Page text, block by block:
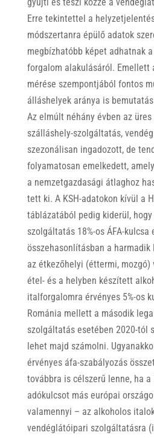
gyűjti és teszi közzé a
Erre tekintettel a
módszertanra épülő adatok
megbízhatóbb képet adhatnak
forgalom alakulásáról. Emellett
mérése szempontjából fontos
álláshelyek aránya is
Az elmúlt néhány évben az
szálláshely-szolgáltatás,
szezonálisan ingadozott, de
folyamatosan emelkedett,
a nemzetgazdasági átlaghoz
tett ki. A KSH-adatokon kívül a
táblázatából pedig kiderül,
szolgáltatás 18%-os ÁFA-kulcsa
összehasonlításban a harmadik
az étkezőhelyi (éttermi, mozgó)
étel- és a helyben készített
italforgalomra érvényes 5%-os
Románia mellett a második
szolgáltatás esetében 2020-tól
lehet majd számolni.
érvényes áfa-szabályozás
továbbra is célszerű lenne, ha a
adókulcsot más európai
valamennyi – az alkoholos
vendéglátóipari szolgáltatásra